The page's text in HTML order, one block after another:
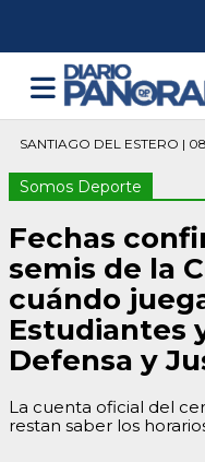
SANTIAGO DEL ESTERO |
Somos Deporte
Fechas
semis de la
cuándo
Estudiantes
Defensa y
La cuenta oficial del
restan saber los